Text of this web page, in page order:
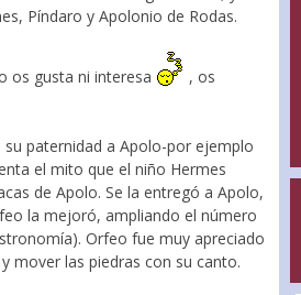
Píndaro y Apolonio de Rodas.
os gusta ni interesa
, os
paternidad a Apolo-por ejemplo
el mito que el niño Hermes
de Apolo. Se la entregó a Apolo,
la mejoró, ampliando el número
Orfeo fue muy apreciado
mover las piedras con su canto.